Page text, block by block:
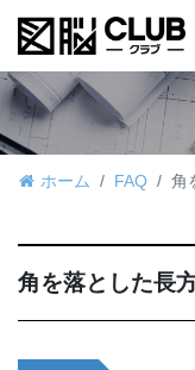
ホーム FAQ 角
角を落とした長